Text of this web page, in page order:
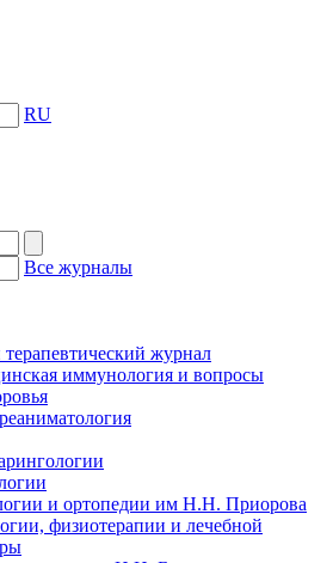
RU
Все журналы
журнал
иммунология и вопросы
и ортопедии им Н.Н. Приорова
физиотерапии и лечебной